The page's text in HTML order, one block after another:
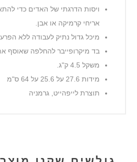
ויסות הדרגתי של האדים כדי
אריחי קרמיקה או אבן.
מיכל גדול נתיק לעבודה ללא הפרעות עד
בד מיקרופייבר להחלפה שאוסף
משקל 4.5 ק"ג.
מידות 27.6 על 25.6 על 64 ס"מ
תוצרת לייפהייט, גרמניה